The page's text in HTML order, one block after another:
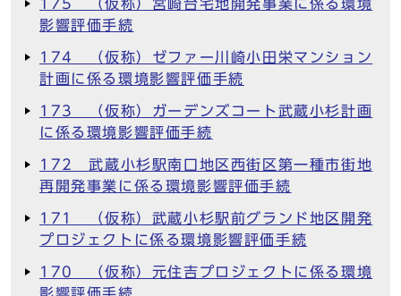
175 （仮称）宮崎台宅地開発事業に係る環境
影響評価手続
174 （仮称）ゼファー川崎小田栄マンション
計画に係る環境影響評価手続
173 （仮称）ガーデンズコート武蔵小杉計画
に係る環境影響評価手続
172 武蔵小杉駅南口地区西街区第一種市街地
再開発事業に係る環境影響評価手続
171 （仮称）武蔵小杉駅前グランド地区開発
プロジェクトに係る環境影響評価手続
170 （仮称）元住吉プロジェクトに係る環境